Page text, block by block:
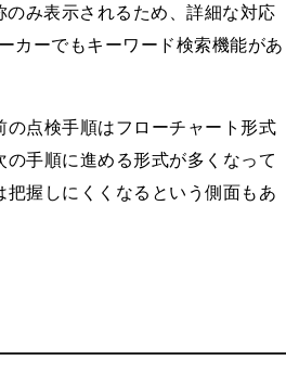
み表示されるため、詳細な対応
カーでもキーワード検索機能があ
点検手順はフローチャート形式
手順に進める形式が多くなって
握しにくくなるという側面もあ